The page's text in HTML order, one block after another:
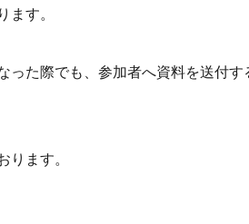
ます。
った際でも、参加者へ資料を送付す
ります。